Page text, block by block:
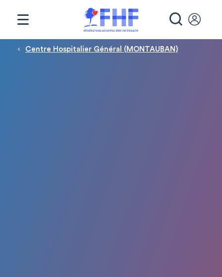
Fil d'Ariane
Centre Hospitalier Général (MONTAUBAN)
Panneau de gestion des cookies